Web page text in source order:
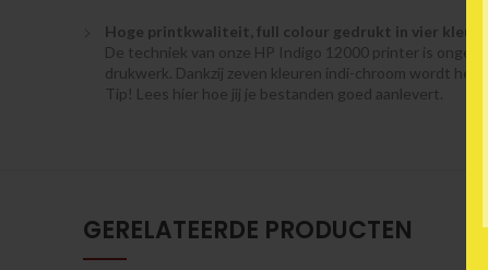
Hoge printkwaliteit, full colour gedrukt in vier kleuren
De techniek van onze HP Indigo 12000 printer is
drukwerk. Dankzij zeven kleuren indi-chroom wordt
Tip! Lees hier hoe jij je bestanden goed aanlevert.
GERELATEERDE PRODUCTEN